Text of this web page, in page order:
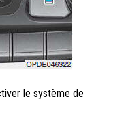
le système de